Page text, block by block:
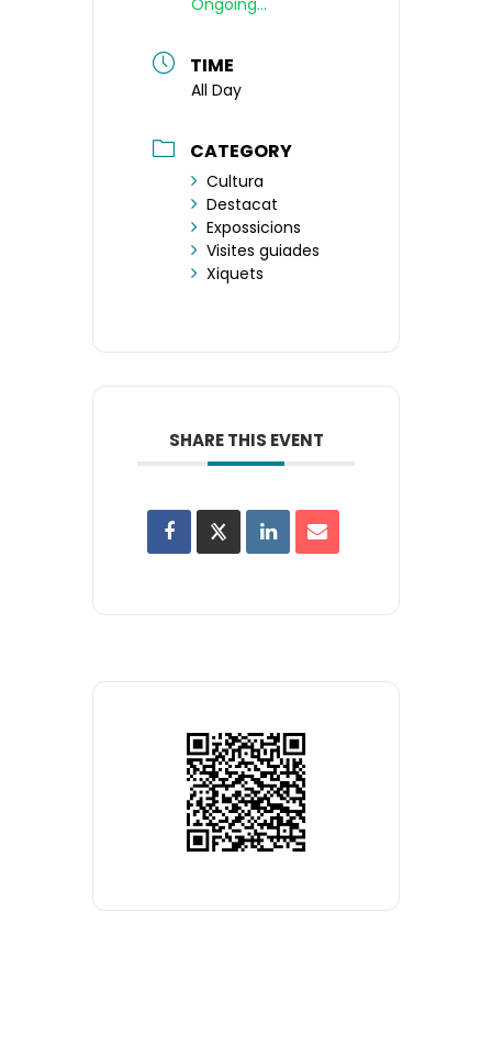
Ongoing...
TIME
All Day
CATEGORY
Cultura
Destacat
Expossicions
Visites guiades
Xiquets
SHARE THIS EVENT